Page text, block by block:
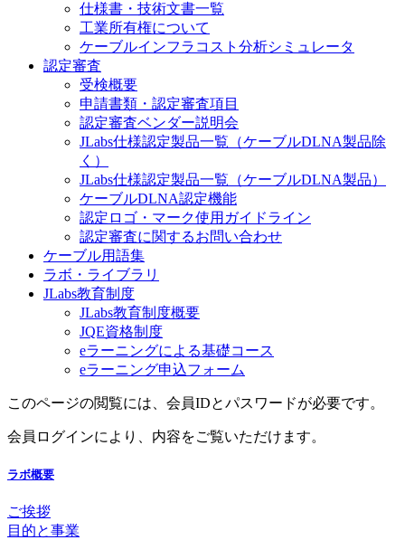
仕様書・技術文書一覧
工業所有権について
ケーブルインフラコスト分析シミュレータ
認定審査
受検概要
申請書類・認定審査項目
認定審査ベンダー説明会
JLabs仕様認定製品一覧（ケーブルDLNA製品除
く）
JLabs仕様認定製品一覧（ケーブルDLNA製品）
ケーブルDLNA認定機能
認定ロゴ・マーク使用ガイドライン
認定審査に関するお問い合わせ
ケーブル用語集
ラボ・ライブラリ
JLabs教育制度
JLabs教育制度概要
JQE資格制度
eラーニングによる基礎コース
eラーニング申込フォーム
このページの閲覧には、会員IDとパスワードが必要です。
会員ログインにより、内容をご覧いただけます。
ラボ概要
ご挨拶
目的と事業